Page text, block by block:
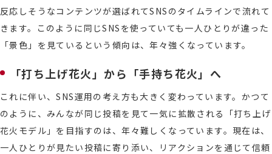
反応しそうなコンテンツが選ばれてSNSのタイムラインで流れて
きます。このように同じSNSを使っていても一人ひとりが違った
「景色」を見ているという傾向は、年々強くなっています。
「打ち上げ花火」から「手持ち花火」へ
これに伴い、SNS運用の考え方も大きく変わっています。かつて
のように、みんなが同じ投稿を見て一気に拡散される「打ち上げ
花火モデル」を目指すのは、年々難しくなっています。現在は、
一人ひとりが見たい投稿に寄り添い、リアクションを通じて信頼